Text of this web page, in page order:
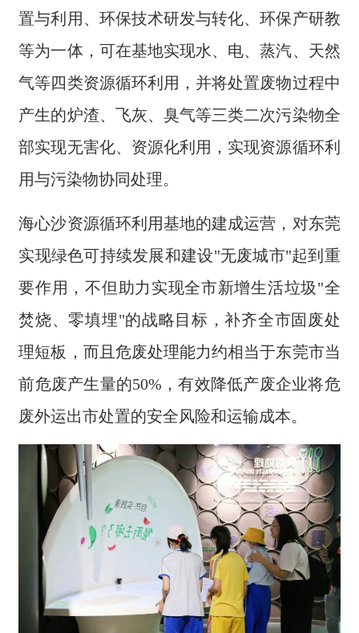
置与利用、环保技术研发与转化、环保产研教
等为一体，可在基地实现水、电、蒸汽、天然
气等四类资源循环利用，并将处置废物过程中
产生的炉渣、飞灰、臭气等三类二次污染物全
部实现无害化、资源化利用，实现资源循环利
用与污染物协同处理。
海心沙资源循环利用基地的建成运营，对东莞
实现绿色可持续发展和建设"无废城市"起到重
要作用，不但助力实现全市新增生活垃圾"全
焚烧、零填埋"的战略目标，补齐全市固废处
理短板，而且危废处理能力约相当于东莞市当
前危废产生量的50%，有效降低产废企业将危
废外运出市处置的安全风险和运输成本。